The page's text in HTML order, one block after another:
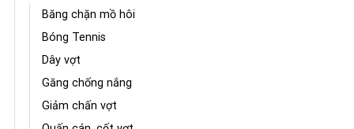
Băng chặn mồ hôi
Bóng Tennis
Dây vợt
Găng chống nắng
Giảm chấn vợt